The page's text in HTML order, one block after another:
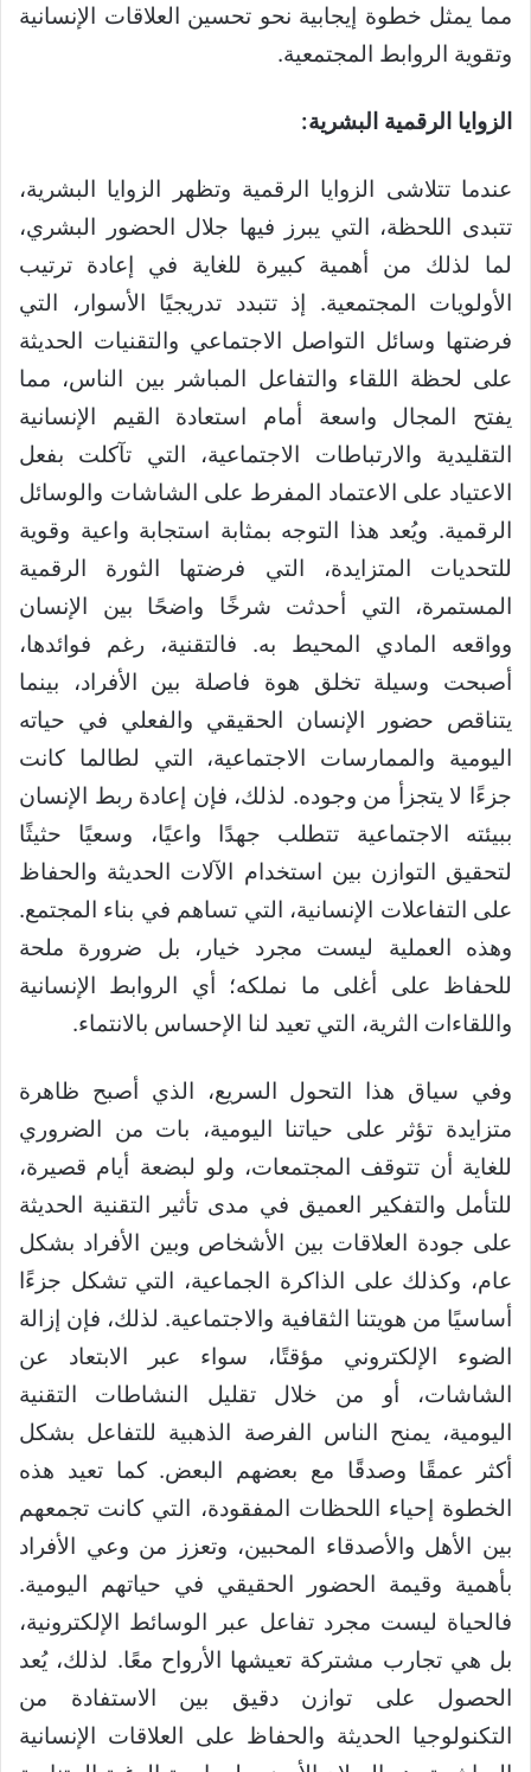
مما يمثل خطوة إيجابية نحو تحسين العلاقات الإنسانية
وتقوية الروابط المجتمعية.
الزوايا الرقمية البشرية:
عندما تتلاشى الزوايا الرقمية وتظهر الزوايا البشرية،
تتبدى اللحظة، التي يبرز فيها جلال الحضور البشري،
لما لذلك من أهمية كبيرة للغاية في إعادة ترتيب
الأولويات المجتمعية. إذ تتبدد تدريجيًا الأسوار، التي
فرضتها وسائل التواصل الاجتماعي والتقنيات الحديثة
على لحظة اللقاء والتفاعل المباشر بين الناس، مما
يفتح المجال واسعة أمام استعادة القيم الإنسانية
التقليدية والارتباطات الاجتماعية، التي تآكلت بفعل
الاعتياد على الاعتماد المفرط على الشاشات والوسائل
الرقمية. ويُعد هذا التوجه بمثابة استجابة واعية وقوية
للتحديات المتزايدة، التي فرضتها الثورة الرقمية
المستمرة، التي أحدثت شرخًا واضحًا بين الإنسان
وواقعه المادي المحيط به. فالتقنية، رغم فوائدها،
أصبحت وسيلة تخلق هوة فاصلة بين الأفراد، بينما
يتناقص حضور الإنسان الحقيقي والفعلي في حياته
اليومية والممارسات الاجتماعية، التي لطالما كانت
جزءًا لا يتجزأ من وجوده. لذلك، فإن إعادة ربط الإنسان
ببيئته الاجتماعية تتطلب جهدًا واعيًا، وسعيًا حثيثًا
لتحقيق التوازن بين استخدام الآلات الحديثة والحفاظ
على التفاعلات الإنسانية، التي تساهم في بناء المجتمع.
وهذه العملية ليست مجرد خيار، بل ضرورة ملحة
للحفاظ على أغلى ما نملكه؛ أي الروابط الإنسانية
واللقاءات الثرية، التي تعيد لنا الإحساس بالانتماء.
وفي سياق هذا التحول السريع، الذي أصبح ظاهرة
متزايدة تؤثر على حياتنا اليومية، بات من الضروري
للغاية أن تتوقف المجتمعات، ولو لبضعة أيام قصيرة،
للتأمل والتفكير العميق في مدى تأثير التقنية الحديثة
على جودة العلاقات بين الأشخاص وبين الأفراد بشكل
عام، وكذلك على الذاكرة الجماعية، التي تشكل جزءًا
أساسيًا من هويتنا الثقافية والاجتماعية. لذلك، فإن إزالة
الضوء الإلكتروني مؤقتًا، سواء عبر الابتعاد عن
الشاشات، أو من خلال تقليل النشاطات التقنية
اليومية، يمنح الناس الفرصة الذهبية للتفاعل بشكل
أكثر عمقًا وصدقًا مع بعضهم البعض. كما تعيد هذه
الخطوة إحياء اللحظات المفقودة، التي كانت تجمعهم
بين الأهل والأصدقاء المحبين، وتعزز من وعي الأفراد
بأهمية وقيمة الحضور الحقيقي في حياتهم اليومية.
فالحياة ليست مجرد تفاعل عبر الوسائط الإلكترونية،
بل هي تجارب مشتركة تعيشها الأرواح معًا. لذلك، يُعد
الحصول على توازن دقيق بين الاستفادة من
التكنولوجيا الحديثة والحفاظ على العلاقات الإنسانية